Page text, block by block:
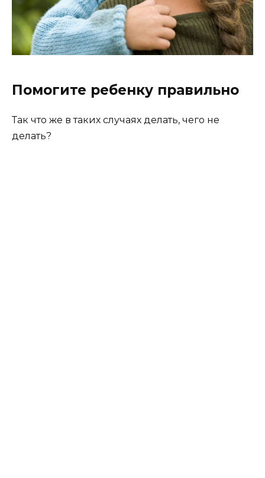
Помогите ребенку правильно
Так что же в таких случаях делать, чего не
делать?